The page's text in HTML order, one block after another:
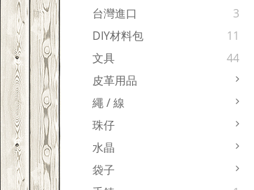
台灣進口
3
DIY材料包
11
文具
44
皮革用品
繩 / 線
珠仔
水晶
袋子